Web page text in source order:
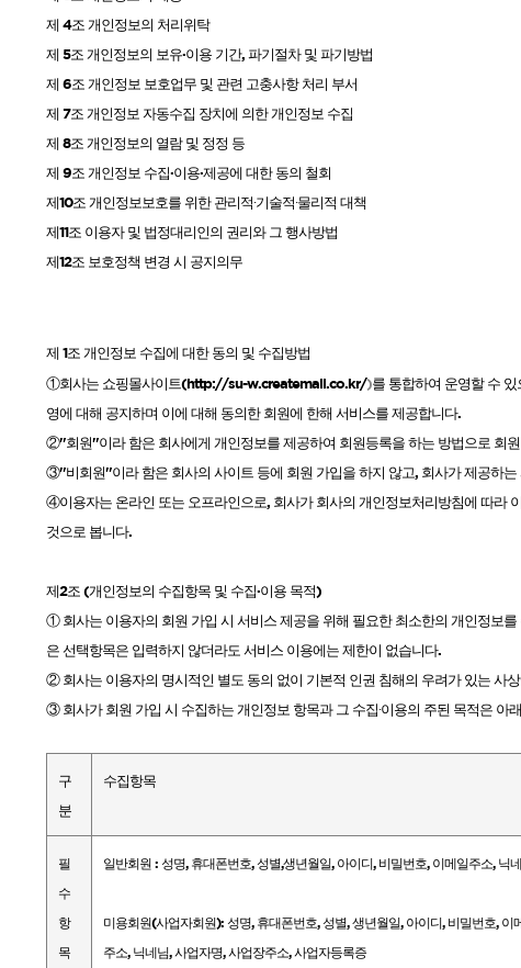
샴푸
컨디셔너
트리트먼트
토닉
세럼
에센셜
스타일링
DAMAGE
샴푸
제 4조 개인정보의 처리위탁
제 5조 개인정보의 보유·이용 기간,파기절차 및 파기방법
제 6조 개인정보 보호업무 및 관련 고충사항 처리 부서
제 7조 개인정보 자동수집 장치에 의한 개인정보 수집
제 8조 개인정보의 열람 및 정정 등
제 9조 개인정보 수집·이용·제공에 대한 동의 철회
제10조 개인정보보호를 위한 관리적∙기술적∙물리적 대책
제11조 이용자 및 법정대리인의 권리와 그 행사방법
제12조 보호정책 변경 시 공지의무
제 1조 개인정보 수집에 대한 동의 및 수집방법
①회사는 쇼핑몰사이트(http://su-w.createmall.co.kr/)를 통합하여 운영할 수 있
영에 대해 공지하며 이에 대해 동의한 회원에 한해 서비스를 제공합니다.
②"회원"이라 함은 회사에게 개인정보를 제공하여 회원등록을 하는 방법으로 회
③"비회원"이라 함은 회사의 사이트 등에 회원 가입을 하지 않고, 회사가 제공하
④이용자는 온라인 또는 오프라인으로, 회사가 회사의 개인정보처리방침에 따라
것으로 봅니다.
제2조(개인정보의 수집항목 및 수집·이용 목적)
① 회사는 이용자의 회원 가입 시 서비스 제공을 위해 필요한 최소한의 개인정보를
은 선택항목은 입력하지 않더라도 서비스 이용에는 제한이 없습니다.
② 회사는 이용자의 명시적인 별도 동의 없이 기본적 인권 침해의 우려가 있는 사상∙
③ 회사가 회원 가입 시 수집하는 개인정보 항목과 그 수집∙이용의 주된 목적은 아
구
분
수집항목
필
수
항
목
일반회원 : 성명, 휴대폰번호,성별,생년월일, 아이디, 비밀번호, 이메일주소, 닉
미용회원(사업자회원): 성명, 휴대폰번호,성별,생년월일, 아이디, 비밀번호, 이
주소, 닉네님,사업자명,사업장주소,사업자등록증